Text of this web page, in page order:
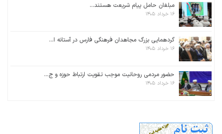
مبلغان حامل پیام شریعت هستند...
۱۶ خرداد ۱۴۰۵
گردهمایی بزرگ مجاهدان فرهنگی فارس در آستانه ا...
۱۶ خرداد ۱۴۰۵
حضور مردمی روحانیت موجب تقویت ارتباط حوزه و ج...
۱۶ خرداد ۱۴۰۵